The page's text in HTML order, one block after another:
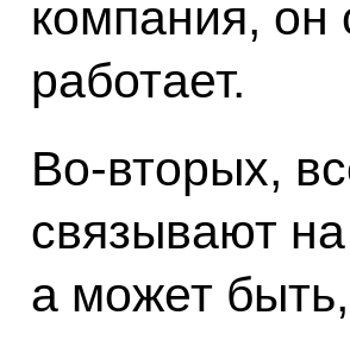
компания, он
работает.
Во‑вторых,
связывают
а может